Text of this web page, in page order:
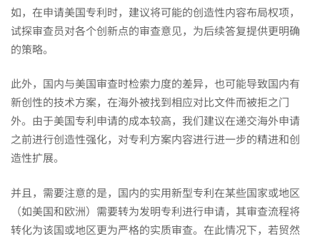
如，在申请美国专利时，建议将可能的创造性内容布局权项，
试探审查员对各个创新点的审查意见，为后续答复提供更明确
的策略。
此外，国内与美国审查时检索力度的差异，也可能导致国内有
新创性的技术方案，在海外被找到相应对比文件而被拒之门
外。由于美国专利申请的成本较高，我们建议在递交海外申请
之前进行创造性强化，对专利方案内容进行进一步的精进和创
造性扩展。
并且，需要注意的是，国内的实用新型专利在某些国家或地区
（如美国和欧洲）需要转为发明专利进行申请，其审查流程将
转化为该国或地区更为严格的实质审查。在此情况下，若贸然